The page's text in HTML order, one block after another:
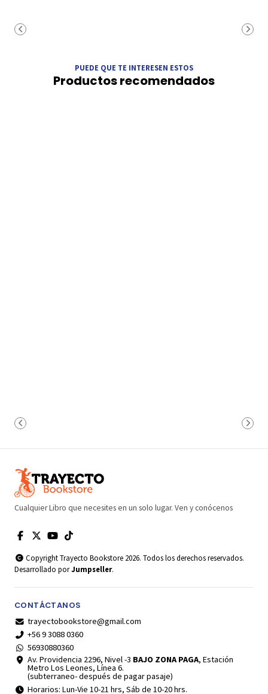
PUEDE QUE TE INTERESEN ESTOS
Productos recomendados
Cualquier Libro que necesites en un solo lugar. Ven y conócenos
Copyright Trayecto Bookstore 2026. Todos los derechos reservados.
Desarrollado porJumpseller.
CONTÁCTANOS
trayectobookstore@gmail.com
+56 9 3088 0360
56930880360
Av. Providencia 2296, Nivel -3 BAJO ZONA PAGA, Estación
Metro Los Leones, Línea 6.
(subterraneo- después de pagar pasaje)
Horarios: Lun-Vie 10-21 hrs, Sáb de 10-20 hrs.